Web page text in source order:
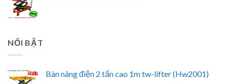
NỔI BẬT
Bàn nâng điện 2 tấn cao 1m tw-lifter (Hw2001)